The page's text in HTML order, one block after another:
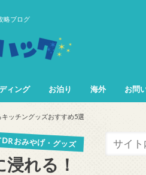
略ブログ
ィング お泊り 海外 お問
ッチングッズおすすめ5選
おみやげ・グッズ
れる！